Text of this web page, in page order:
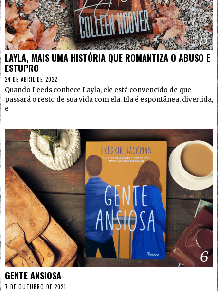
5
LAYLA, MAIS UMA HISTÓRIA QUE ROMANTIZA O ABUSO E
ESTUPRO
24 DE ABRIL DE 2022
Quando Leeds conhece Layla, ele está convencido de que
passará o resto de sua vida com ela. Ela é espontânea, divertida,
e
6
GENTE ANSIOSA
7 DE OUTUBRO DE 2021